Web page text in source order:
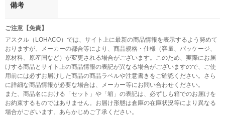
備考
ご注意【免責】
アスクル（LOHACO）では、サイト上に最新の商品情報を表示するよう努めて
おりますが、メーカーの都合等により、商品規格・仕様（容量、パッケージ、
原材料、原産国など）が変更される場合がございます。このため、実際にお届
けする商品とサイト上の商品情報の表記が異なる場合がございますので、ご使
用前には必ずお届けした商品の商品ラベルや注意書きをご確認ください。さら
に詳細な商品情報が必要な場合は、メーカー等にお問い合わせください。
また、商品名における「セット」や「箱」の表記は、必ずしも箱でのお届けを
お約束するものではありません。お届け形態は倉庫の在庫状況等により異なる
場合がございます。あらかじめご了承ください。